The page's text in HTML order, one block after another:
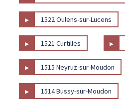
▸ 1522 Oulens-sur-Lucens
▸ 1521 Curtilles ▸
▸ 1515 Neyruz-sur-Moudon
▸ 1514 Bussy-sur-Moudon